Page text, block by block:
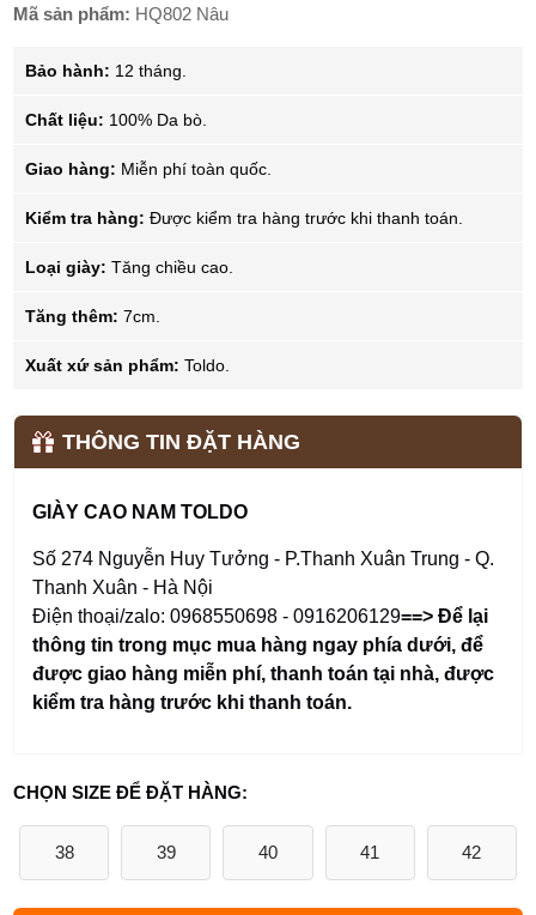
Mã sản phẩm: HQ802 Nâu
Bảo hành: 12 tháng.
Chất liệu: 100% Da bò.
Giao hàng: Miễn phí toàn quốc.
Kiểm tra hàng: Được kiểm tra hàng trước khi thanh toán.
Loại giày: Tăng chiều cao.
Tăng thêm: 7cm.
Xuất xứ sản phẩm: Toldo.
THÔNG TIN ĐẶT HÀNG
GIÀY CAO NAM TOLDO
Số 274 Nguyễn Huy Tưởng - P.Thanh Xuân Trung - Q.
Thanh Xuân - Hà Nội
Điện thoại/zalo: 0968550698 - 0916206129==> Để lại
thông tin trong mục mua hàng ngay phía dưới,để
được giao hàng miễn phí, thanh toán tại nhà, được
kiểm tra hàng trước khi thanh toán.
CHỌN SIZE ĐỂ ĐẶT HÀNG:
38 39 40 41 42